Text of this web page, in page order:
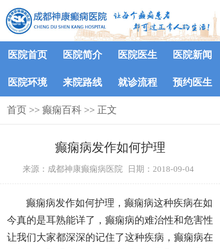
医院首页 医院简介 医院医生 医院新闻
医院环境 来院路线 就诊流程 预约医生
首页 >> 癫痫百科 >> 正文
癫痫病发作如何护理
来源：成都神康癫痫病医院 日期：2018-09-04
癫痫病发作如何护理，癫痫病这种疾病在如
今真的是耳熟能详了，癫痫病的难治性和危害性
让我们大家都深深的记住了这种疾病，癫痫病在